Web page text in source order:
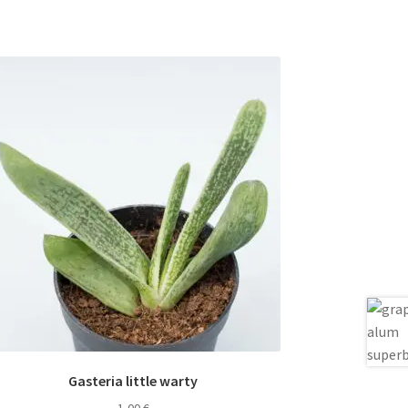
Gasteria little warty